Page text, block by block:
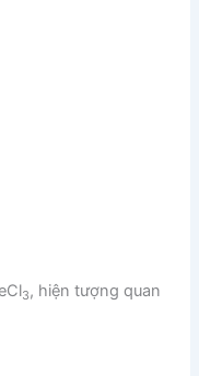
3, hiện tượng quan